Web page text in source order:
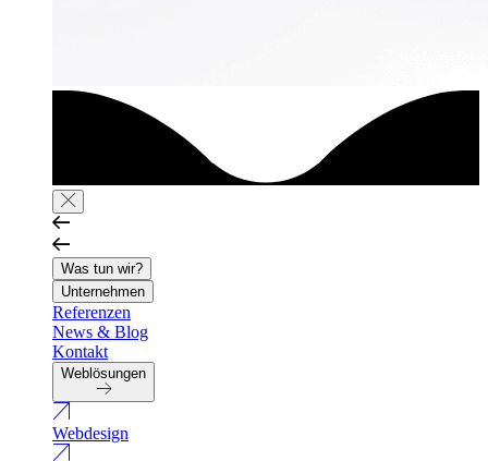
Was tun wir?
Unternehmen
Referenzen
News & Blog
Kontakt
Weblösungen
Webdesign